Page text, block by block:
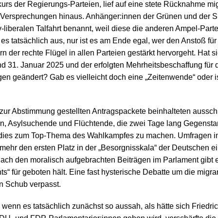
der Regierungs-Parteien, lief auf eine stete Rücknahme
hinaus. Anhänger:innen der Grünen und der
liberalen Talfahrt benannt, weil diese die anderen Ampel-
tatsächlich aus, nur ist es am Ende egal, wer den Anstoß
der rechte Flügel in allen Parteien gestärkt hervorgeht. Hat
31. Januar 2025 und der erfolgten Mehrheitsbeschaffung für
geändert? Gab es vielleicht doch eine „Zeitenwende“ oder
Abstimmung gestellten Antragspackete beinhalteten
Asylsuchende und Flüchtende, die zwei Tage lang
zum Top-Thema des Wahlkampfes zu machen. Umfragen
den ersten Platz in der „Besorgnisskala“ der Deutschen
den moralisch aufgebrachten Beiträgen im Parlament gibt
für geboten hält. Eine fast hysterische Debatte um die
Schub verpasst.
es tatsächlich zunächst so aussah, als hätte sich